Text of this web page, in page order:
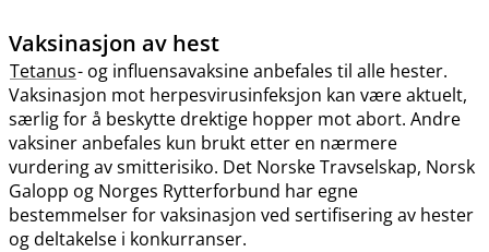
Vaksinasjon av hest
Tetanus- og influensavaksine anbefales til alle hester.
Vaksinasjon mot herpesvirusinfeksjon kan være aktuelt,
særlig for å beskytte drektige hopper mot abort. Andre
vaksiner anbefales kun brukt etter en nærmere
vurdering av smitterisiko. Det Norske Travselskap, Norsk
Galopp og Norges Rytterforbund har egne
bestemmelser for vaksinasjon ved sertifisering av hester
og deltakelse i konkurranser.